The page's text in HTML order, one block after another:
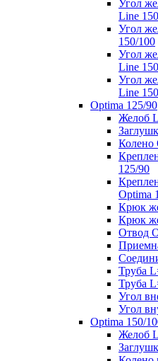
Угол
Line
Угол
150/100
Угол
Line
Угол
Line
Optima 125/90
Желоб
Колено
125/90
Optima
Крюк
Крюк
Отвод
Труба
Труба
Угол
Угол
Optima 150/
Желоб